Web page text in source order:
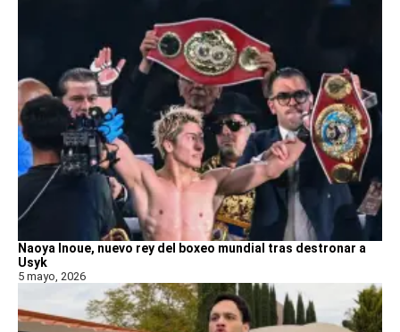
Naoya Inoue, nuevo rey del boxeo mundial tras destronar a
Usyk
5 mayo, 2026